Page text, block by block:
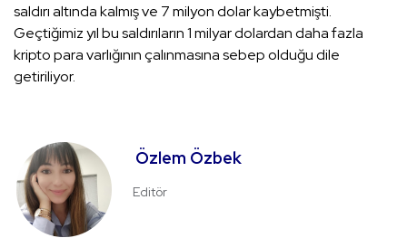
saldırı altında kalmış ve 7 milyon dolar kaybetmişti.
Geçtiğimiz yıl bu saldırıların 1 milyar dolardan daha fazla
kripto para varlığının çalınmasına sebep olduğu dile
getiriliyor.
Özlem Özbek
Editör